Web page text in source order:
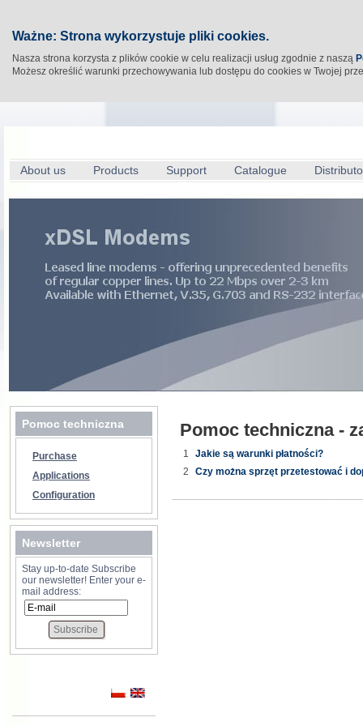
Ważne: Strona wykorzystuje pliki cookies.
Nasza strona korzysta z plików cookie w celu realizacji usług zgodnie z naszą
Możesz określić warunki przechowywania lub dostępu do cookies w Twojej
About us Products Support Catalogue
Pomoc techniczna
Purchase
Applications
Configuration
Newsletter
Stay up-to-date Subscribe
our newsletter! Enter your e-
mail address:
Pomoc techniczna -
1
Jakie są warunki płatności?
2
Czy można sprzęt przetestować i